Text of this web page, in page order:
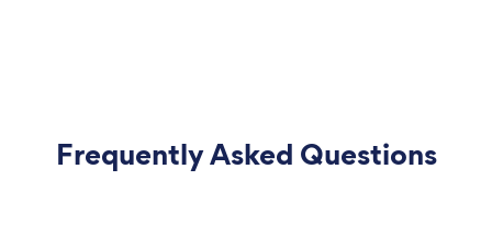
Frequently Asked Questions